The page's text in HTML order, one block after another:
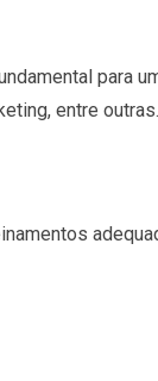
para
entre outras.